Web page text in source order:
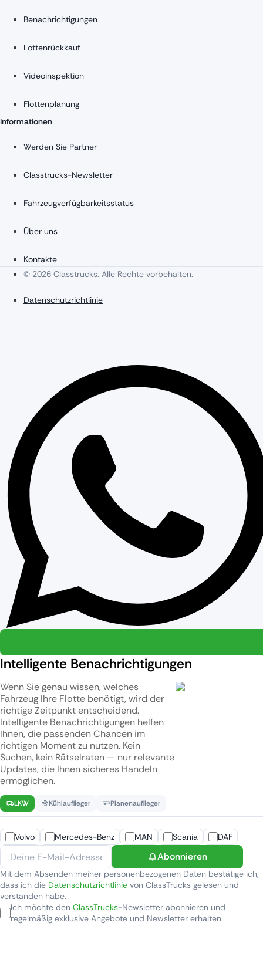
Benachrichtigungen
Lottenrückkauf
Videoinspektion
Flottenplanung
Informationen
Werden Sie Partner
Classtrucks-Newsletter
Fahrzeugverfügbarkeitsstatus
Über uns
Kontakte
© 2026 Classtrucks. Alle Rechte vorbehalten.
Datenschutzrichtlinie
Intelligente Benachrichtigungen
Wenn Sie genau wissen, welches
Fahrzeug Ihre Flotte benötigt, wird der
richtige Zeitpunkt entscheidend.
Intelligente Benachrichtigungen helfen
Ihnen, die passenden Chancen im
richtigen Moment zu nutzen. Kein
Suchen, kein Rätselraten — nur relevante
Updates, die Ihnen sicheres Handeln
ermöglichen.
LKW Kühlauflieger Planenauflieger
Volvo Mercedes-Benz MAN Scania DAF
Abonnieren
Mit dem Absenden meiner personenbezogenen Daten bestätige ich,
dass ich die Datenschutzrichtlinie von ClassTrucks gelesen und
verstanden habe.
Ich möchte den ClassTrucks-Newsletter abonnieren und
regelmäßig exklusive Angebote und Newsletter erhalten.